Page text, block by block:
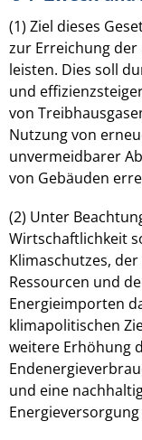
(1) Ziel dieses
zur Erreichung
leisten. Dies soll
und
von
Nutzung von
unvermeidbarer
von Gebäuden
(2) Unter
Wirtschaftlichkeit
Klimaschutzes,
Ressourcen und
Energieimporten
klimapolitischen
weitere Erhöhung
und eine